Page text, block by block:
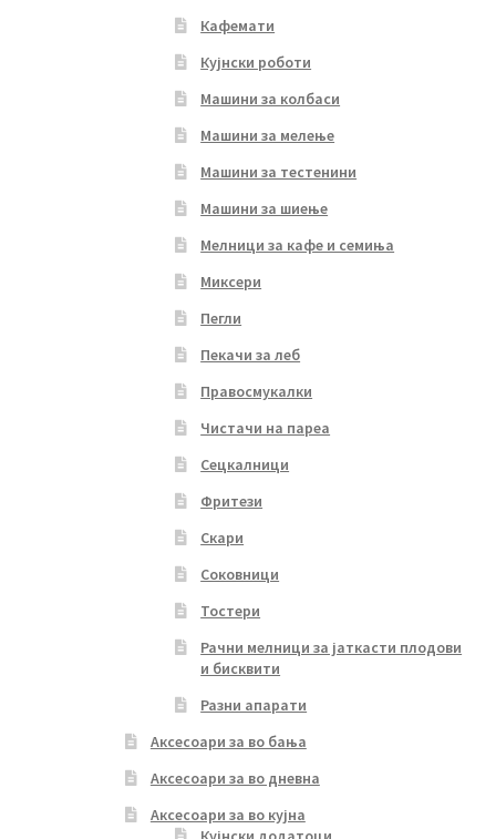
Кафемати
Кујнски роботи
Машини за колбаси
Машини за мелење
Машини за тестенини
Машини за шиење
Мелници за кафе и семиња
Миксери
Пегли
Пекачи за леб
Правосмукалки
Чистачи на пареа
Сецкалници
Фритези
Скари
Соковници
Тостери
Рачни мелници за јаткасти плодови
и бисквити
Разни апарати
Аксесоари за во бања
Аксесоари за во дневна
Аксесоари за во кујна